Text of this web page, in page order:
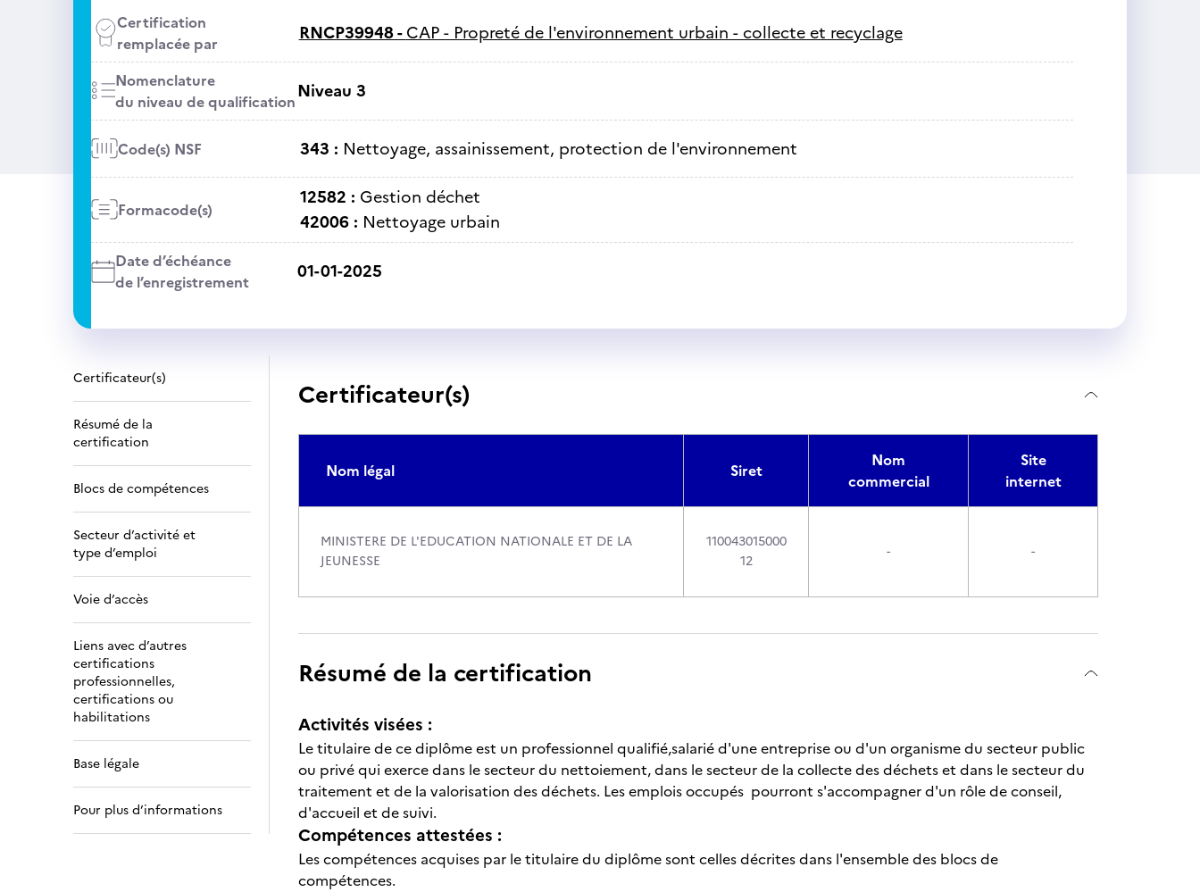
Certification
remplacée par
RNCP39948 -CAP - Propreté de l'environnement urbain - collecte et recyclage
Nomenclature
du niveau de qualificationNiveau 3
Code(s) NSF 343 : Nettoyage, assainissement, protection de l'environnement
Formacode(s)
12582 : Gestion déchet
42006 : Nettoyage urbain
Date d’échéance
de l’enregistrement
01-01-2025
Certificateur(s)
Résumé de la
certification
Blocs de compétences
Secteur d’activité et
type d’emploi
Voie d’accès
Liens avec d’autres
certifications
professionnelles,
certifications ou
habilitations
Base légale
Pour plus d’informations
Certificateur(s)
Nom légal Siret
Nom
commercial
Site
internet
MINISTERE DE L'EDUCATION NATIONALE ET DE LA
JEUNESSE
110043015000
12
- -
Résumé de la certification
Activités visées :
Le titulaire de ce diplôme est un professionnel qualifié,salarié d'une entreprise ou d'un organisme du secteur public
ou privé qui exerce dans le secteur du nettoiement, dans le secteur de la collecte des déchets et dans le secteur du
traitement et de la valorisation des déchets. Les emplois occupés pourront s'accompagner d'un rôle de conseil,
d'accueil et de suivi.
Compétences attestées :
Les compétences acquises par le titulaire du diplôme sont celles décrites dans l'ensemble des blocs de
compétences.